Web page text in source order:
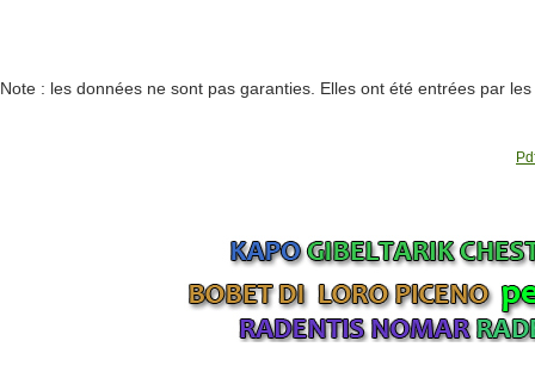
Note : les données ne sont pas garanties. Elles ont été entrées par